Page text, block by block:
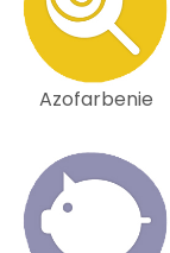
Azofarbenie